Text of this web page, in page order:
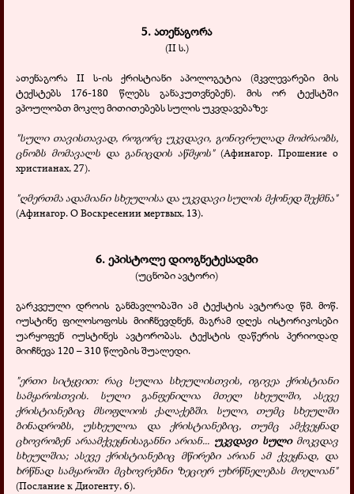
5.ათენაგორა
(IIს.)
ათენაგორა II ს-ის ქრისტიანი აპოლოგეტია (მკვლევარები მის
ტექსტებს 176-180 წლებს განაკუთვნებენ). მის ორ ტექსტში
ვპოულობთ მოკლე მითითებებს სულის უკვდავებაზე:
"სული თავისთავად, როგორც უკვდავი, გონივრულად მოძრაობს,
ცნობს მომავალს და განიცდის აწმყოს"(Афинагор. Прошение о
христианах, 27).
"ღმერთმა ადამიანი სხეულისა და უკვდავი სულის მქონედ შექმნა"
(Афинагор. О Воскресении мертвых, 13).
6. ეპისტოლე დიოგნეტესადმი
(უცნობი ავტორი)
გარკვეული დროის განმავლობაში ამ ტექსტის ავტორად წმ. მოწ.
იუსტინე ფილოსოფოსს მიიჩნევდნენ, მაგრამ დღეს ისტორიკოსები
უარყოფენ იუსტინეს ავტორობას. ტექსტის დაწერის პერიოდად
მიიჩნევა 120 – 310 წლების შუალედი.
"ერთი სიტყვით: რაც სულია სხეულისთვის, იგივეა ქრისტიანი
სამყაროსთვის. სული განფენილია მთელ სხეულში, ასევე
ქრისტიანებიც მსოფლიოს ქალაქებში. სული, თუმც სხეულში
ბინადრობს, უსხეულოა და ქრისტიანებიც, თუმც ამქვეყნად
ცხოვრობენ არაამქვეყნისაგანნი არიან... უკვდავი სულიმოკვდავ
სხეულშია; ასევე ქრისტიანებიც მწირები არიან ამ ქვეყნად, და
ხრწნად სამყაროში მცხოვრებნი ზეციერ უხრწნელებას მოელიან"
(Послание к Диогенту, 6).